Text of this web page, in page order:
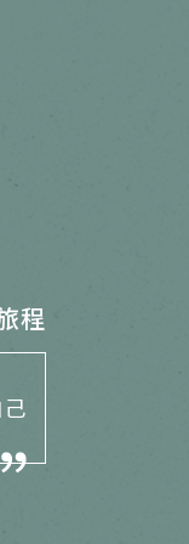
程